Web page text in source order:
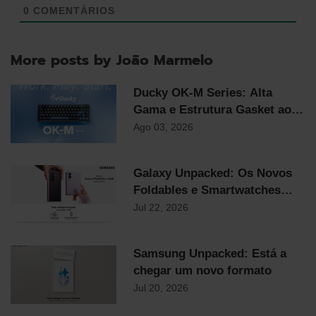
0 COMENTÁRIOS
More posts by João Marmelo
Ducky OK-M Series: Alta
Gama e Estrutura Gasket ao
Preço Mais Competitivo do
Ago 03, 2026
Galaxy Unpacked: Os Novos
Foldables e Smartwatches
Samsung já chegaram!
Jul 22, 2026
Samsung Unpacked: Está a
chegar um novo formato
Jul 20, 2026